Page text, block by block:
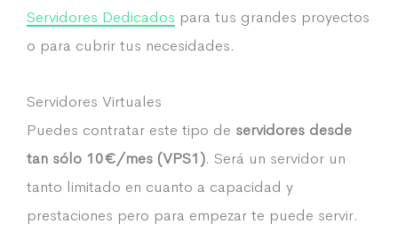
Servidores Dedicados para tus grandes proyectos
o para cubrir tus necesidades.
Servidores Virtuales
Puedes contratar este tipo de servidores desde
tan sólo 10€/mes (VPS1). Será un servidor un
tanto limitado en cuanto a capacidad y
prestaciones pero para empezar te puede servir.